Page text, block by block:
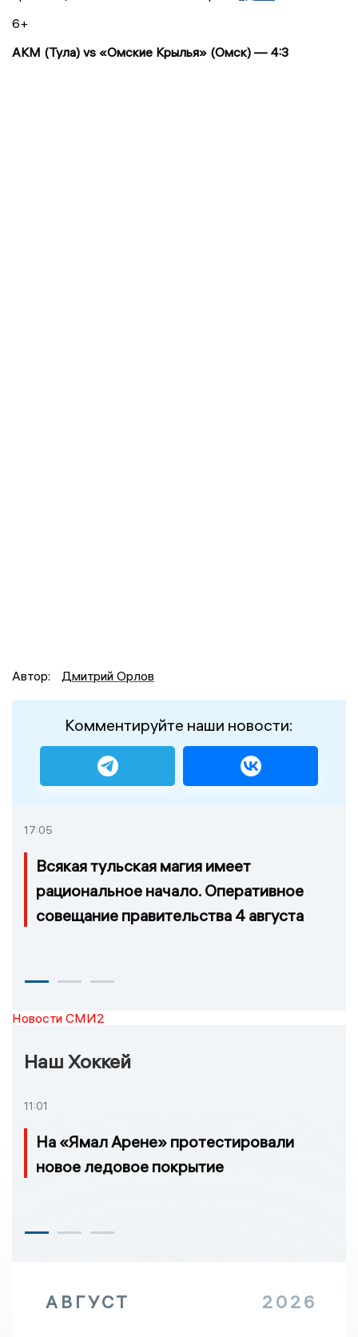
6+
АКМ (Тула) vs «Омские Крылья» (Омск) — 4:3
Автор: Дмитрий Орлов
Комментируйте наши новости:
17:05
Всякая тульская магия имеет
рациональное начало. Оперативное
совещание правительства 4 августа
Новости СМИ2
Наш Хоккей
11:01
На «Ямал Арене» протестировали
новое ледовое покрытие
АВГУСТ 2026